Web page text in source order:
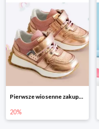
Pierwsze wiosenne zakupy -20%
20%